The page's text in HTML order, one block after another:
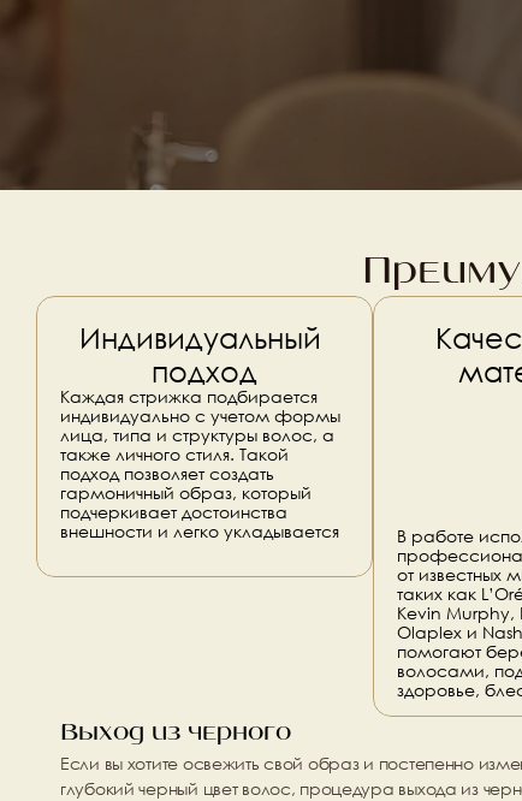
Индивидуальный
подход
Каждая стрижка подбирается
индивидуально с учетом формы
лица, типа и структуры волос, а
также личного стиля. Такой
подход позволяет создать
гармоничный образ, который
подчеркивает достоинства
внешности и легко укладывается
В работе
от известных
таких как
Kevin Murphy,
Olaplex и
помогают
волосами,
здоровье,
Выход из черного
Если вы хотите освежить свой образ и постепенно
глубокий черный цвет волос, процедура выхода из